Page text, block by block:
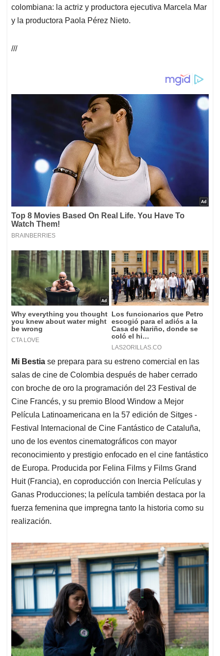
colombiana: la actriz y productora ejecutiva Marcela Mar
y la productora Paola Pérez Nieto.
///
Mi Bestia se prepara para su estreno comercial en las
salas de cine de Colombia después de haber cerrado
con broche de oro la programación del 23 Festival de
Cine Francés, y su premio Blood Window a Mejor
Película Latinoamericana en la 57 edición de Sitges -
Festival Internacional de Cine Fantástico de Cataluña,
uno de los eventos cinematográficos con mayor
reconocimiento y prestigio enfocado en el cine fantástico
de Europa. Producida por Felina Films y Films Grand
Huit (Francia), en coproducción con Inercia Películas y
Ganas Producciones; la película también destaca por la
fuerza femenina que impregna tanto la historia como su
realización.